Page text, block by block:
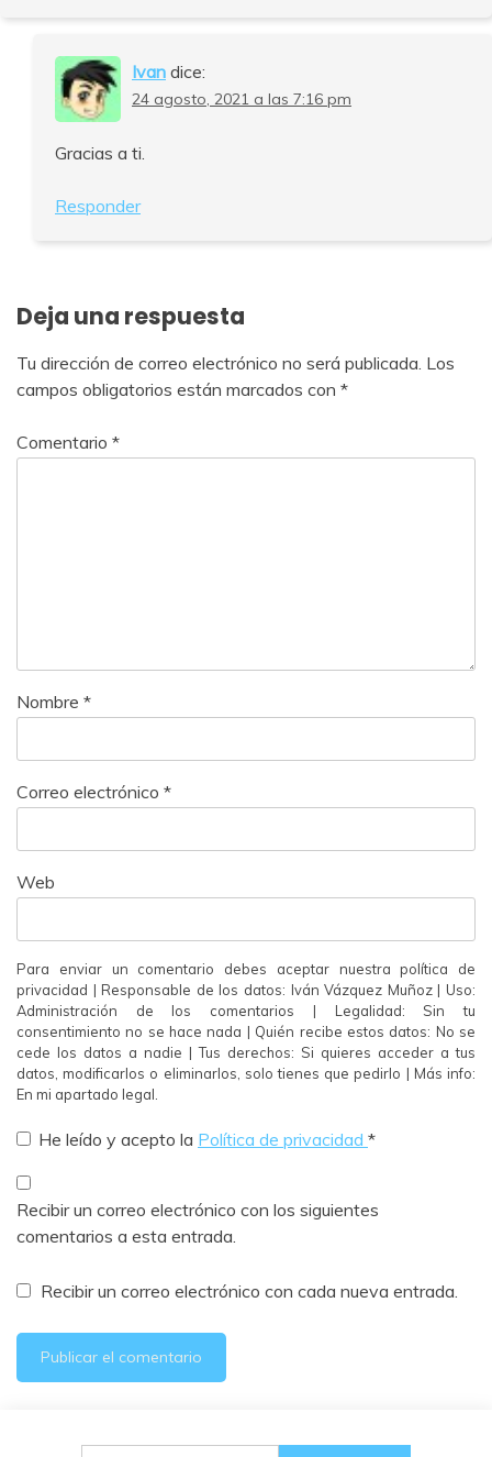
Ivan dice:
24 agosto, 2021 a las 7:16 pm
Gracias a ti.
Responder
Deja una respuesta
Tu dirección de correo electrónico no será publicada. Los
campos obligatorios están marcados con *
Comentario *
Nombre *
Correo electrónico *
Web
Para enviar un comentario debes aceptar nuestra política de
privacidad | Responsable de los datos: Iván Vázquez Muñoz | Uso:
Administración de los comentarios | Legalidad: Sin tu
consentimiento no se hace nada | Quién recibe estos datos: No se
cede los datos a nadie | Tus derechos: Si quieres acceder a tus
datos, modificarlos o eliminarlos, solo tienes que pedirlo | Más info:
En mi apartado legal.
He leído y acepto la Política de privacidad *
Recibir un correo electrónico con los siguientes
comentarios a esta entrada.
Recibir un correo electrónico con cada nueva entrada.